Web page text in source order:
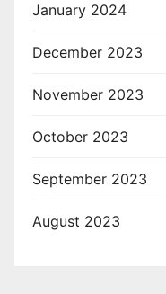
January 2024
December 2023
November 2023
October 2023
September 2023
August 2023